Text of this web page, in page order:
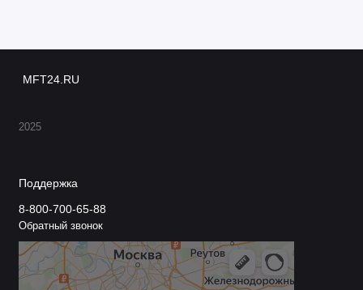
MFT24.RU
2025
Поддержка
8-800-700-65-88
Обратный звонок